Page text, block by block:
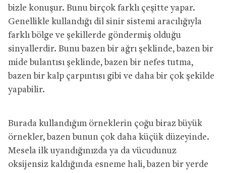
bizle konuşur. Bunu birçok farklı çeşitte yapar.
Genellikle kullandığı dil sinir sistemi aracılığıyla
farklı bölge ve şekillerde göndermiş olduğu
sinyallerdir. Bunu bazen bir ağrı şeklinde, bazen bir
mide bulantısı şeklinde, bazen bir nefes tutma,
bazen bir kalp çarpıntısı gibi ve daha bir çok şekilde
yapabilir.
Burada kullandığım örneklerin çoğu biraz büyük
örnekler, bazen bunun çok daha küçük düzeyinde.
Mesela ilk uyandığınızda ya da vücudunuz
oksijensiz kaldığında esneme hali, bazen bir yerde